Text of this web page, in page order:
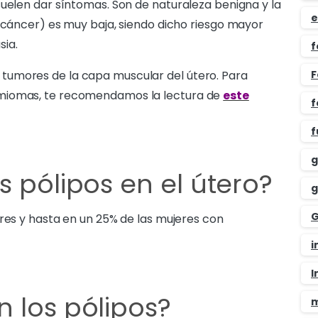
dar síntomas. Son de naturaleza benigna y la
es muy baja, siendo dicho riesgo mayor
de la capa muscular del útero. Para
te recomendamos la lectura de este
pólipos en el útero?
y hasta en un 25% de las mujeres con
los pólipos?